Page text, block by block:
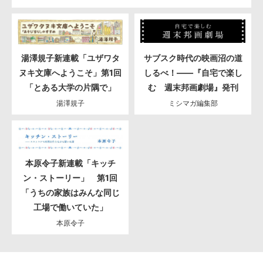
湯澤規子新連載「ユザワタ
ヌキ文庫へようこそ」第1回
「とある大学の片隅で」
湯澤規子
サブスク時代の映画沼の道
しるべ！――『自宅で楽し
む 週末邦画劇場』発刊
ミシマガ編集部
本原令子新連載「キッチ
ン・ストーリー」 第1回
「うちの家族はみんな同じ
工場で働いていた」
本原令子